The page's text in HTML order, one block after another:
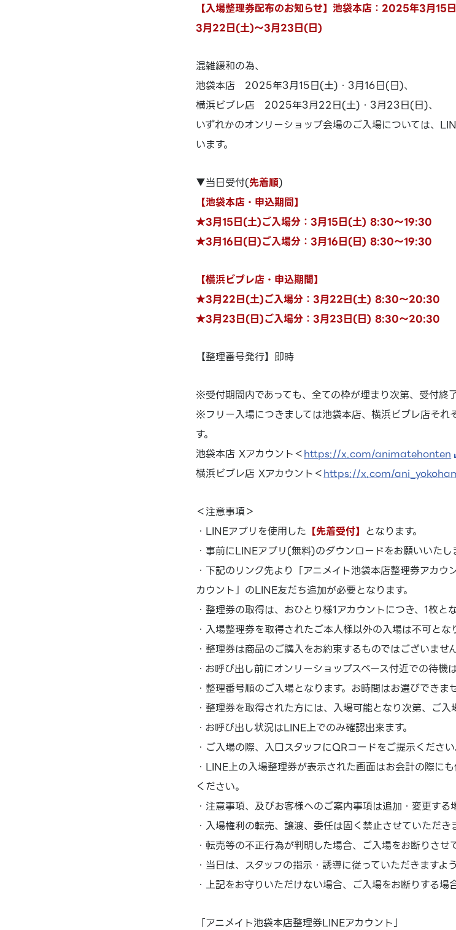
【入場整理券配布のお知らせ】池袋本店：2025年3月
3月22日(土)～3月23日(日)
混雑緩和の為、
池袋本店 2025年3月15日(土)・3月16日(日)、
横浜ビブレ店 2025年3月22日(土)・3月23日(日)、
いずれかのオンリーショップ会場のご入場については、
います。
▼当日受付(先着順)
【池袋本店・申込期間】
★3月15日(土)ご入場分：3月15日(土) 8:30～19:30
★3月16日(日)ご入場分：3月16日(日) 8:30～19:30
【横浜ビブレ店・申込期間】
★3月22日(土)ご入場分：3月22日(土) 8:30～20:30
★3月23日(日)ご入場分：3月23日(日) 8:30～20:30
【整理番号発行】即時
※受付期間内であっても、全ての枠が埋まり次第、受付終了
※フリー入場につきましては池袋本店、横浜ビブレ店それ
す。
池袋本店 Xアカウント＜https://x.com/animatehonten
横浜ビブレ店 Xアカウント＜https://x.com/
＜注意事項＞
・LINEアプリを使用した 【先着受付】 となります。
・事前にLINEアプリ(無料)のダウンロードをお願いいたし
・下記のリンク先より「アニメイト池袋本店整理券アカ
カウント」のLINE友だち追加が必要となります。
・整理券の取得は、おひとり様1アカウントにつき、1枚と
・入場整理券を取得されたご本人様以外の入場は不可とな
・整理券は商品のご購入をお約束するものではございません
・お呼び出し前にオンリーショップスペース付近での待機
・整理番号順のご入場となります。お時間はお選びできま
・整理券を取得された方には、入場可能となり次第、ご入
・お呼び出し状況はLINE上でのみ確認出来ます。
・ご入場の際、入口スタッフにQRコードをご提示ください
・LINE上の入場整理券が表示された画面はお会計の際に
ください。
・注意事項、及びお客様へのご案内事項は追加・変更する
・入場権利の転売、譲渡、委任は固く禁止させていただき
・転売等の不正行為が判明した場合、ご入場をお断りさせ
・当日は、スタッフの指示・誘導に従っていただきますよ
・上記をお守りいただけない場合、ご入場をお断りする場
「アニメイト池袋本店整理券LINEアカウント」